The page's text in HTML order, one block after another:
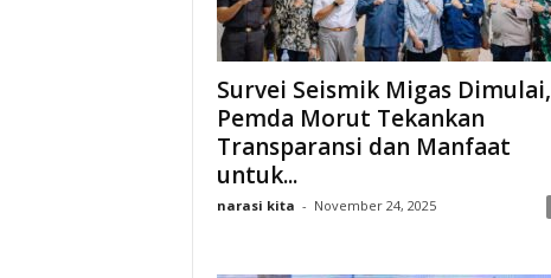
Survei Seismik Migas Dimulai,
Pemda Morut Tekankan
Transparansi dan Manfaat
untuk...
narasi kita - November 24, 2025